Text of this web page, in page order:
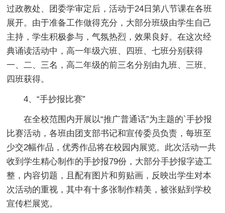
过政教处、团委学审定后，活动于24日第八节课在各班
展开。由于准备工作做得充分，大部分班级由学生自己
主持，学生积极参与，气氛热烈，效果良好。在这次经
典诵读活动中，高一年级六班、四班、七班分别获得
一、二、三名，高二年级的前三名分别由九班、三班、
四班获得。
4、“手抄报比赛”
在全校范围内开展以“推广普通话”为主题的`手抄报
比赛活动，各班由团支部书记和宣传委员负责，每班至
少交2幅作品，优秀作品将在校园内展览。此次活动一共
收到学生精心制作的手抄报79份，大部分手抄报字迹工
整，内容切题，且配有图片和剪贴画，反映出学生对本
次活动的重视，其中有十多张制作精美，被张贴到学校
宣传栏展览。